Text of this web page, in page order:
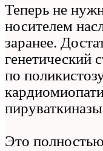
Теперь не
носителем
заранее.
генетический
по
Это